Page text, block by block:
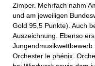
Zimper. Mehrfach nahm
und am jeweiligen
Gold 95,5 Punkte). Auch
Auszeichnung. Ebenso
Orchester le phénix.